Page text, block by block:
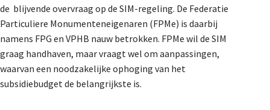
de blijvende overvraag op de SIM-regeling. De Federatie
Particuliere Monumenteneigenaren (FPMe) is daarbij
namens FPG en VPHB nauw betrokken. FPMe wil de SIM
graag handhaven, maar vraagt wel om aanpassingen,
waarvan een noodzakelijke ophoging van het
subsidiebudget de belangrijkste is.
De Landeigenaar